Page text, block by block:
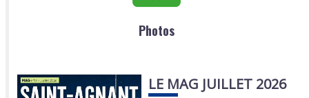
Photos
LE MAG JUILLET 2026